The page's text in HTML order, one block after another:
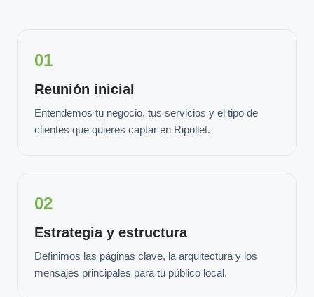
01
Reunión inicial
Entendemos tu negocio, tus servicios y el tipo de
clientes que quieres captar en Ripollet.
02
Estrategia y estructura
Definimos las páginas clave, la arquitectura y los
mensajes principales para tu público local.